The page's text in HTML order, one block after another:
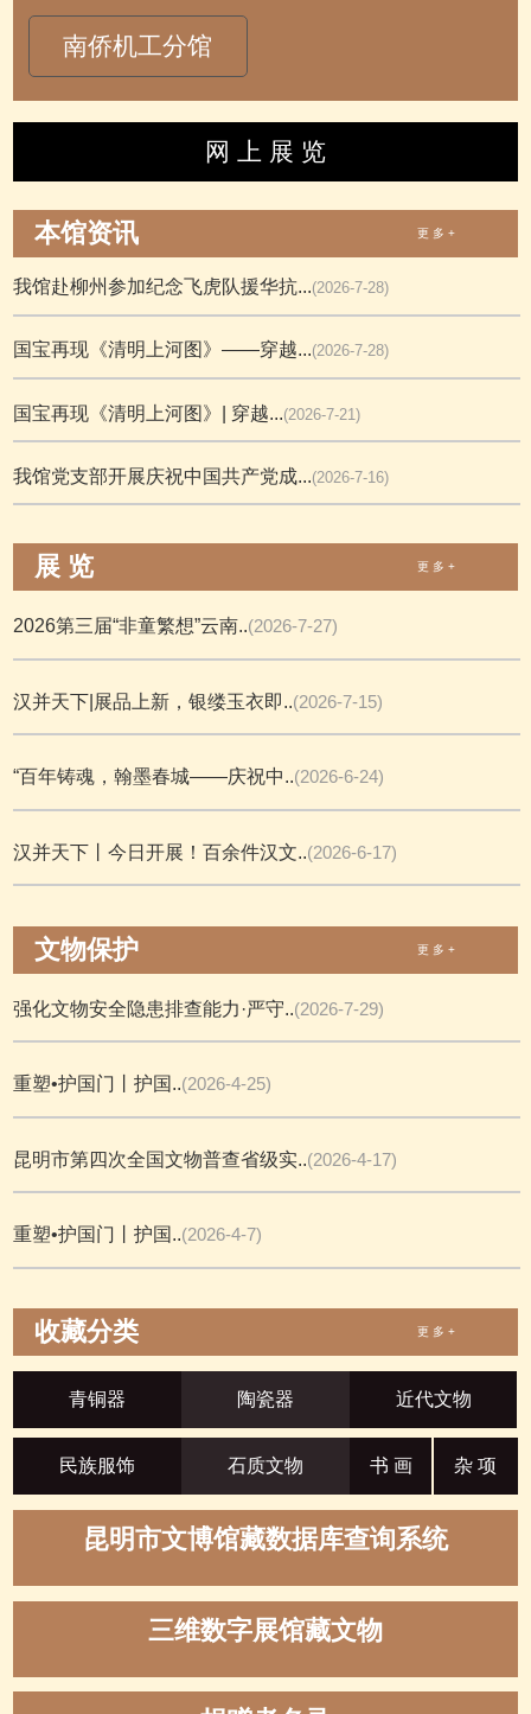
南侨机工分馆
网 上 展 览
本馆资讯 更 多 +
我馆赴柳州参加纪念飞虎队援华抗...(2026-7-28)
国宝再现《清明上河图》——穿越...(2026-7-28)
国宝再现《清明上河图》| 穿越...(2026-7-21)
我馆党支部开展庆祝中国共产党成...(2026-7-16)
展 览 更 多 +
2026第三届“非童繁想”云南..(2026-7-27)
汉并天下|展品上新，银缕玉衣即..(2026-7-15)
“百年铸魂，翰墨春城——庆祝中..(2026-6-24)
汉并天下丨今日开展！百余件汉文..(2026-6-17)
文物保护 更 多 +
强化文物安全隐患排查能力·严守..(2026-7-29)
重塑•护国门丨护国..(2026-4-25)
昆明市第四次全国文物普查省级实..(2026-4-17)
重塑•护国门丨护国..(2026-4-7)
收藏分类 更 多 +
青铜器 陶瓷器 近代文物
民族服饰 石质文物 书 画 杂 项
昆明市文博馆藏数据库查询系统
三维数字展馆藏文物